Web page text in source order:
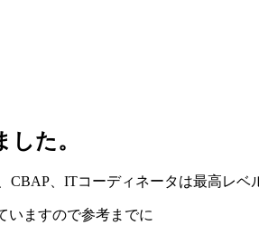
た。
、ITコーディネータは最高レベ
いますので参考までに